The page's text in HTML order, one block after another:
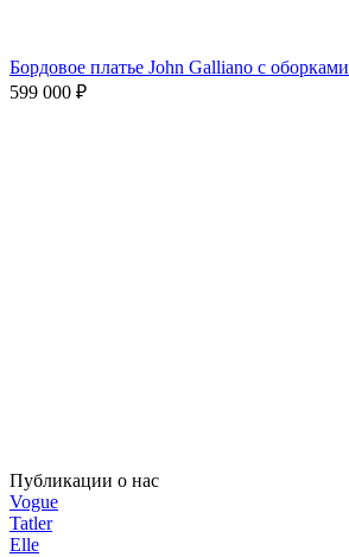
Бордовое платье John Galliano с оборками
599 000 ₽
Публикации о нас
Vogue
Tatler
Elle